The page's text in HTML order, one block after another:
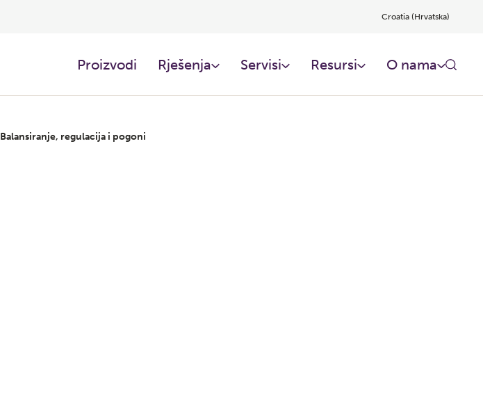
Croatia (Hrvatska)
Proizvodi Rješenja Servisi Resursi O nama
Balansiranje, regulacija i pogoni